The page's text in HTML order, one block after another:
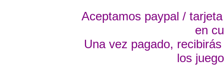
Aceptamos paypal /
en
Una vez pagado,
los